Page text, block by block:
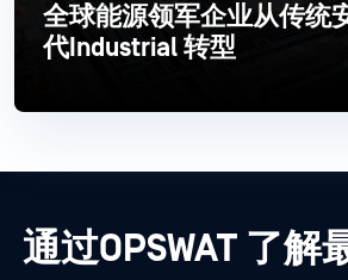
全球能源领军企业从传统
代Industrial 转型
更多信息
通过OPSWAT 了解